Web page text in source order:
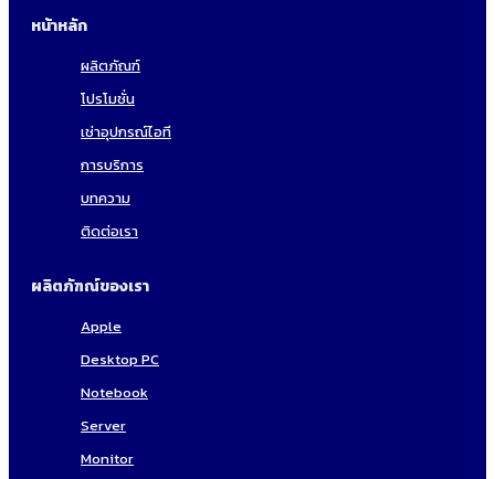
หน้าหลัก
ผลิตภัณฑ์
โปรโมชั่น
เช่าอุปกรณ์ไอที
การบริการ
บทความ
ติดต่อเรา
ผลิตภัฑณ์ของเรา
Apple
Desktop PC
Notebook
Server
Monitor